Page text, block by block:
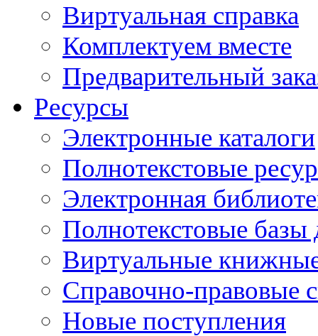
Виртуальная справка
Комплектуем вместе
Предварительный
Ресурсы
Электронные каталоги
Полнотекстовые
Электронная
Полнотекстовые
Виртуальные
Справочно-правовые
Новые поступления